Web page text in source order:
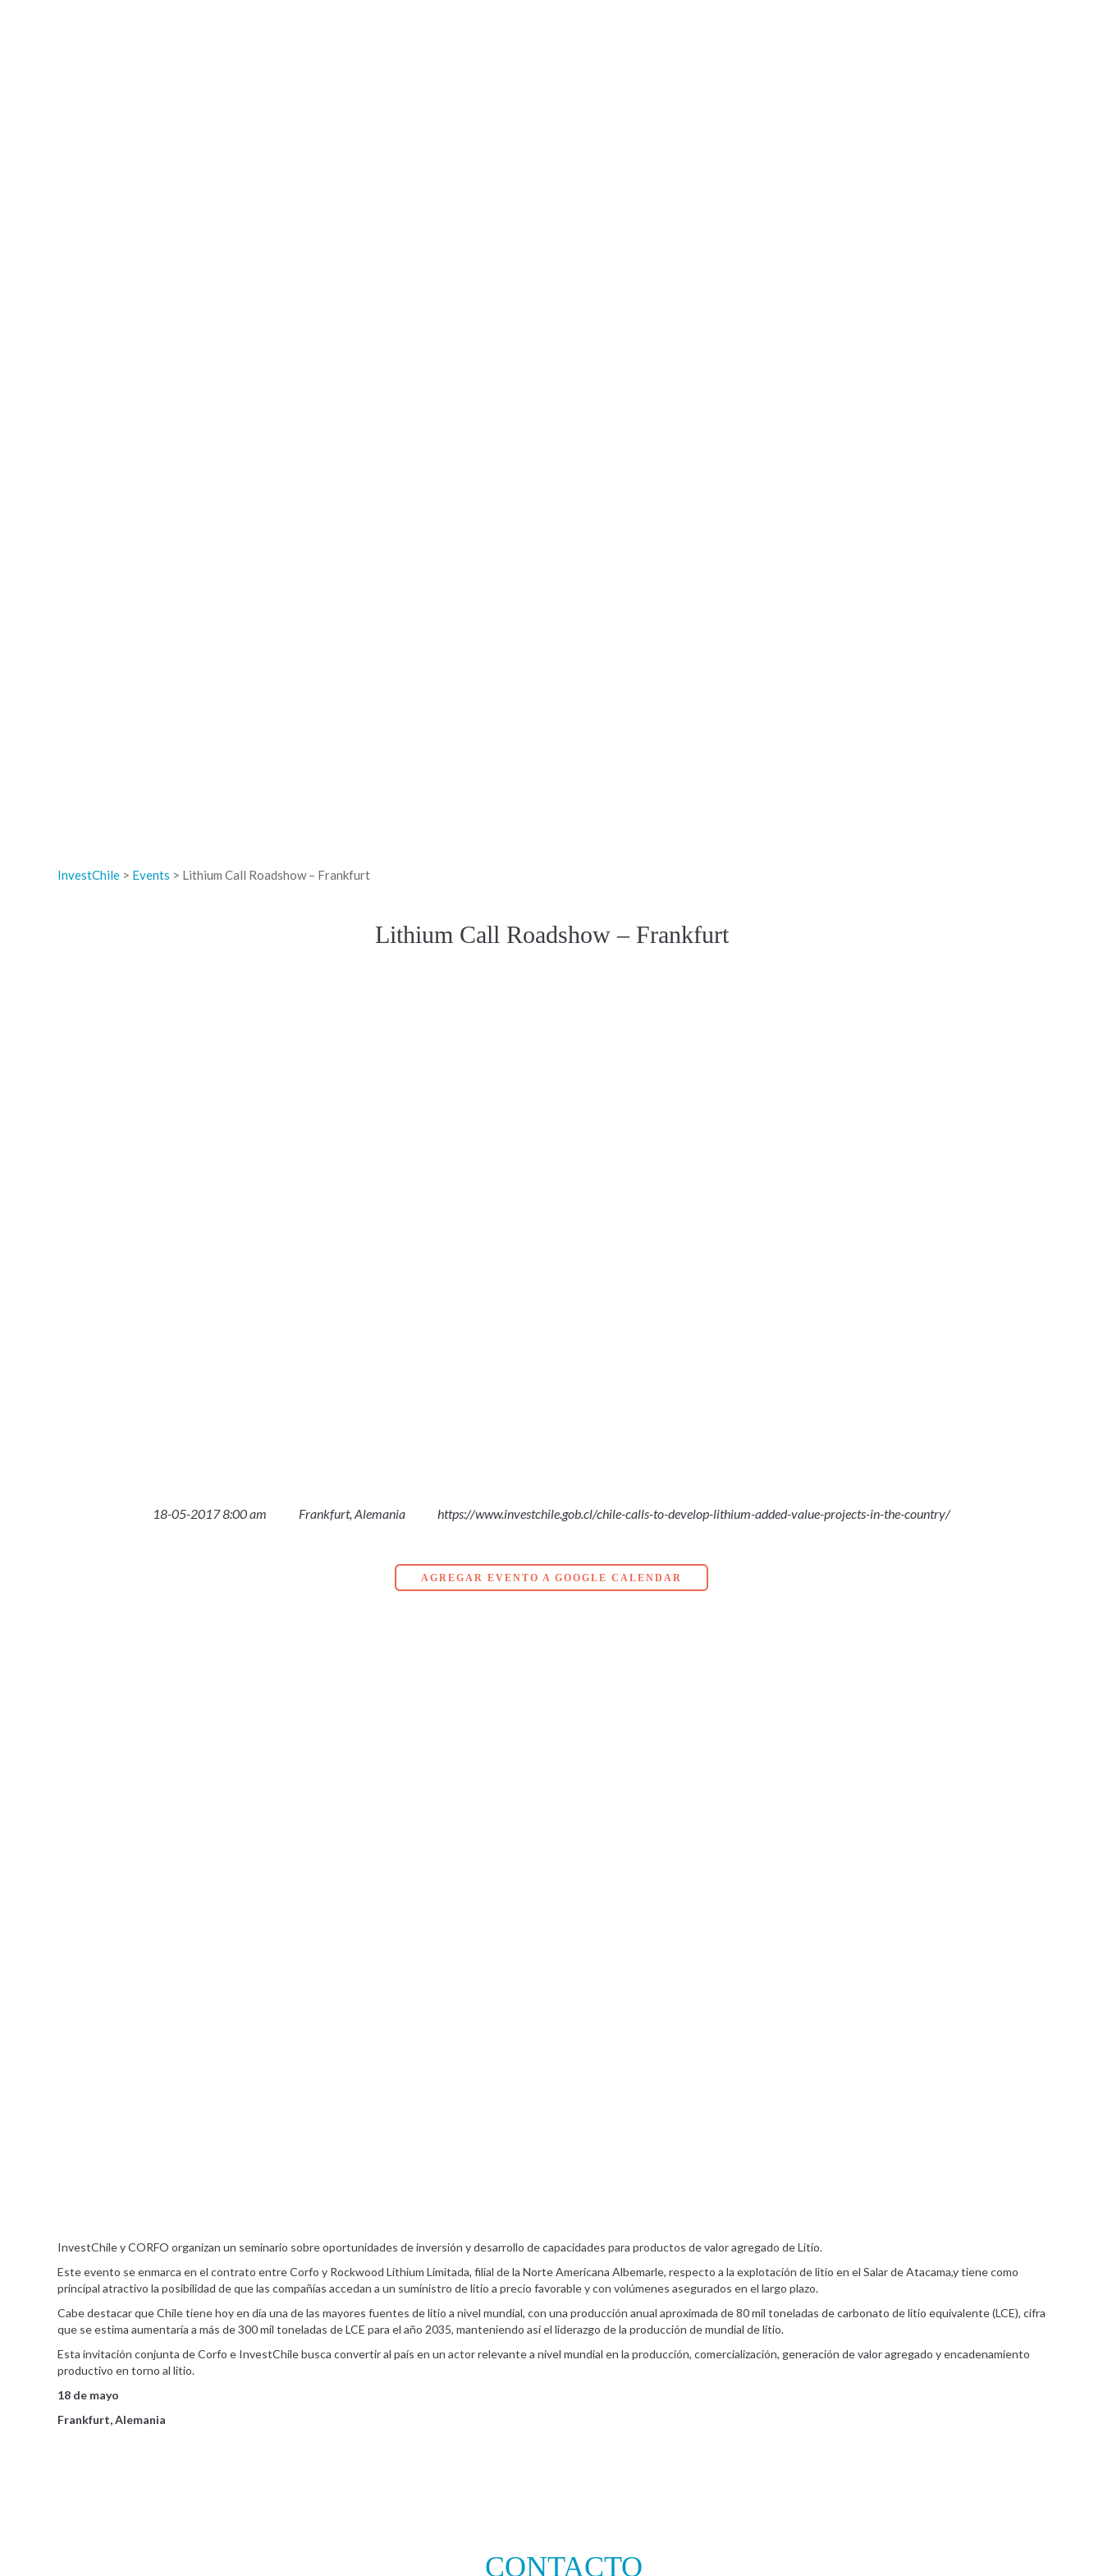
InvestChile > Events > Lithium Call Roadshow – Frankfurt
Lithium Call Roadshow – Frankfurt
18-05-2017 8:00 am Frankfurt, Alemania https://www.investchile.gob.cl/chile-calls-to-develop-lithium-added-value-projects-in-the-country/
AGREGAR EVENTO A GOOGLE CALENDAR
InvestChile y CORFO organizan un seminario sobre oportunidades de inversión y desarrollo de capacidades para productos de valor agregado de Litio.
Este evento se enmarca en el contrato entre Corfo y Rockwood Lithium Limitada, filial de la Norte Americana Albemarle, respecto a la explotación de litio en el Salar de Atacama,y tiene como
principal atractivo la posibilidad de que las compañías accedan a un suministro de litio a precio favorable y con volúmenes asegurados en el largo plazo.
Cabe destacar que Chile tiene hoy en día una de las mayores fuentes de litio a nivel mundial, con una producción anual aproximada de 80 mil toneladas de carbonato de litio equivalente (LCE), cifra
que se estima aumentaría a más de 300 mil toneladas de LCE para el año 2035, manteniendo así el liderazgo de la producción de mundial de litio.
Esta invitación conjunta de Corfo e InvestChile busca convertir al país en un actor relevante a nivel mundial en la producción, comercialización, generación de valor agregado y encadenamiento
productivo en torno al litio.
18 de mayo
Frankfurt, Alemania
CONTACTO